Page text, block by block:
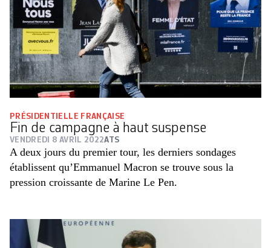
PRÉSIDENTIELLE FRANÇAISE
Fin de campagne à haut suspense
VENDREDI 8 AVRIL 2022ATS
A deux jours du premier tour, les derniers sondages
établissent qu’Emmanuel Macron se trouve sous la
pression croissante de Marine Le Pen.